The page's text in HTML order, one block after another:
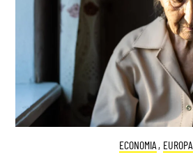
ECONOMIA , EUROPA